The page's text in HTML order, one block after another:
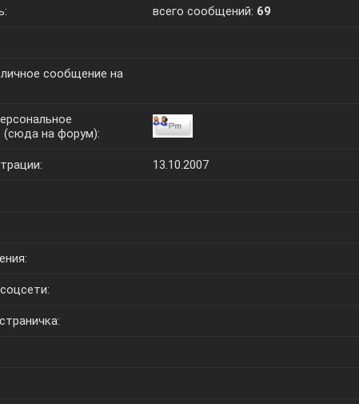
всего сообщений: 69
сообщение на
на форум):
13.10.2007